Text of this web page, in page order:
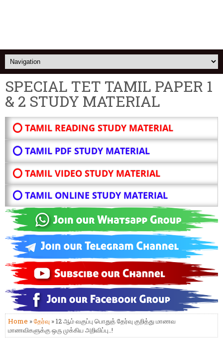
SPECIAL TET TAMIL PAPER 1
& 2 STUDY MATERIAL
⭕ TAMIL READING STUDY MATERIAL
⭕ TAMIL PDF STUDY MATERIAL
⭕ TAMIL VIDEO STUDY MATERIAL
⭕ TAMIL ONLINE STUDY MATERIAL
Home »தேர்வு » 12 ஆம் வகுப்பு பொதுத் தேர்வு குறித்து மாணவ
மாணவிகளுக்கு ஒரு முக்கிய அறிவிப்பு..!